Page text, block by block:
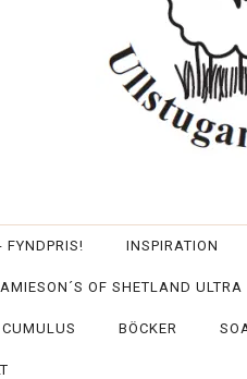
FYNDPRIS! INSPIRATION
OF SHETLAND ULTRA
CUMULUS BÖCKER